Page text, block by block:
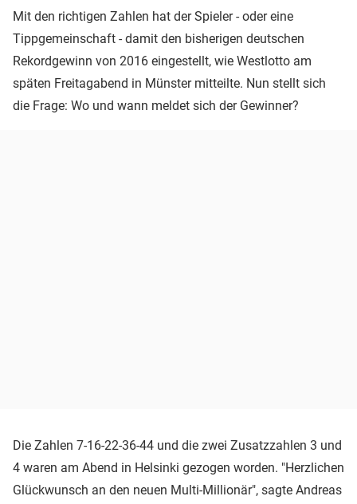
Mit den richtigen Zahlen hat der Spieler - oder eine
Tippgemeinschaft - damit den bisherigen deutschen
Rekordgewinn von 2016 eingestellt, wie Westlotto am
späten Freitagabend in Münster mitteilte. Nun stellt sich
die Frage: Wo und wann meldet sich der Gewinner?
Die Zahlen 7-16-22-36-44 und die zwei Zusatzzahlen 3 und
4 waren am Abend in Helsinki gezogen worden. "Herzlichen
Glückwunsch an den neuen Multi-Millionär", sagte Andreas